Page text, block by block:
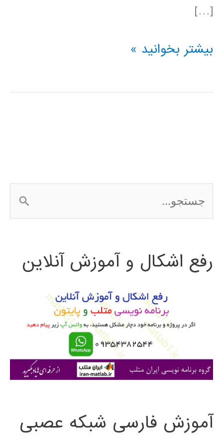
[…]
فیلم
stateflow
بیشتر بخوانید »
س
ج
ی
رفع اشکال و آموزش آنلاین
آموزش فارسی شبکه عصبی